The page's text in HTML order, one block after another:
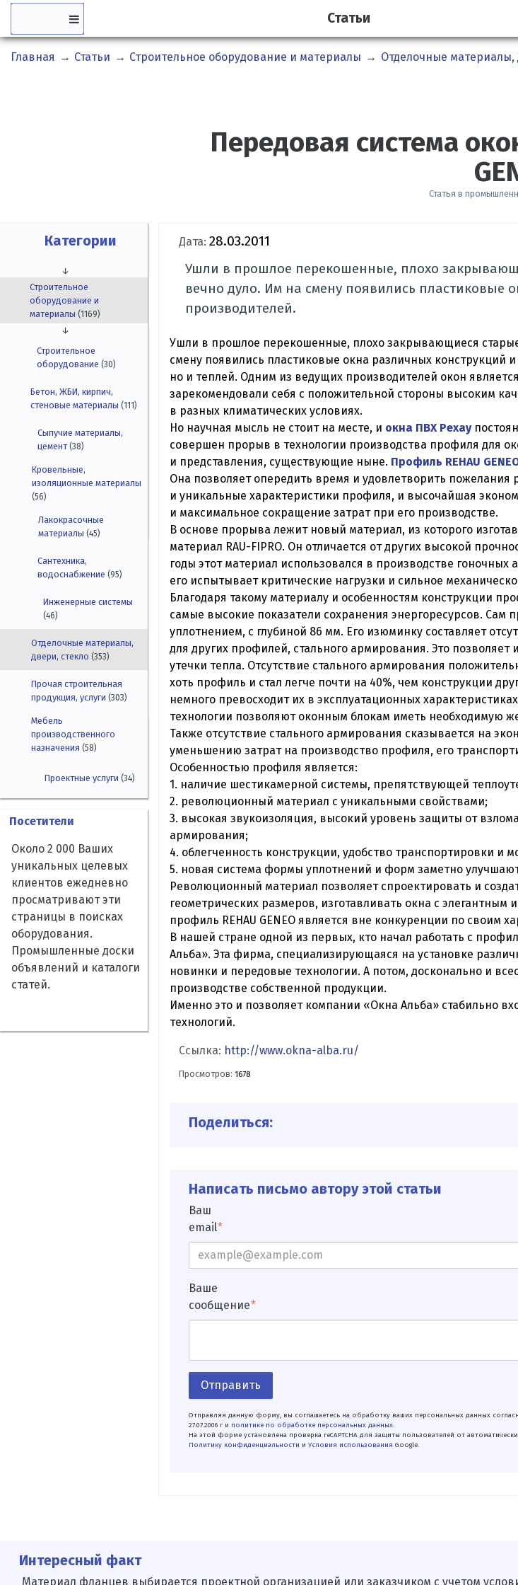
Статьи
Главная → Статьи → Строительное оборудование и материалы → Отделочные материалы,
Передовая система
Статья в
Категории
↓
Строительное
оборудование и
материалы (1169)
↓
Строительное
оборудование(30)
Бетон, ЖБИ, кирпич,
стеновые материалы(111)
Сыпучие материалы,
цемент(38)
Кровельные,
изоляционные материалы
(56)
Лакокрасочные
материалы(45)
Сантехника,
водоснабжение (95)
Инженерные системы
(46)
Отделочные материалы,
двери, стекло(353)
Прочая строительная
продукция, услуги (303)
Мебель
производственного
назначения (58)
Проектные услуги(34)
Посетители
Около 2 000 Ваших
уникальных целевых
клиентов ежедневно
просматривают эти
страницы в поисках
оборудования.
Промышленные доски
объявлений и каталоги
статей.
Дата: 28.03.2011
Ушли в прошлое перекошенные, плохо
вечно дуло. Им на смену появились пластиковые
производителей.
Ушли в прошлое перекошенные, плохо закрывающиеся
смену появились пластиковые окна различных конструкций
но и теплей. Одним из ведущих производителей окон
зарекомендовали себя с положительной стороны высоким
в разных климатических условиях.
Но научная мысль не стоит на месте, и окна ПВХ Рехау
совершен прорыв в технологии производства профиля для
и представления, существующие ныне. Профиль REHAU
Она позволяет опередить время и удовлетворить пожелания
и уникальные характеристики профиля, и высочайшая
и максимальное сокращение затрат при его производстве.
В основе прорыва лежит новый материал, из которого
материал RAU-FIPRO. Он отличается от других высокой
годы этот материал использовался в производстве гоночных
его испытывает критические нагрузки и сильное
Благодаря такому материалу и особенностям конструкции
самые высокие показатели сохранения энергоресурсов. Сам
уплотнением, с глубиной 86 мм. Его изюминку составляет
для других профилей, стального армирования. Это
утечки тепла. Отсутствие стального армирования
хоть профиль и стал легче почти на 40%, чем конструкции
немного превосходит их в эксплуатационных
технологии позволяют оконным блокам иметь необходимую
Также отсутствие стального армирования сказывается на
уменьшению затрат на производство профиля, его
Особенностью профиля является:
1. наличие шестикамерной системы, препятствующей
2. революционный материал с уникальными свойствами;
3. высокая звукоизоляция, высокий уровень защиты от
армирования;
4. облегченность конструкции, удобство транспортировки и
5. новая система формы уплотнений и форм заметно
Революционный материал позволяет спроектировать и
геометрических размеров, изготавливать окна с
профиль REHAU GENEO является вне конкуренции по своим
В нашей стране одной из первых, кто начал работать с
Альба». Эта фирма, специализирующаяся на установке
новинки и передовые технологии. А потом, досконально и
производстве собственной продукции.
Именно это и позволяет компании «Окна Альба» стабильно
технологий.
Ссылка: http://www.okna-alba.ru/
Просмотров:1678
Поделиться:
Написать письмо автору этой статьи
Ваш
email
Ваше
сообщение
Отправить
Отправляя данную форму, вы соглашаетесь на обработку ваших персональных данных
27.07.2006 г и политике по обработке персональных данных.
На этой форме установлена проверка reCAPTCHA для защиты пользователей от
Политику конфиденциальности и Условия использования Google.
Интересный факт
Материал фланцев выбирается про­ектной организацией или заказчиком с уче­том